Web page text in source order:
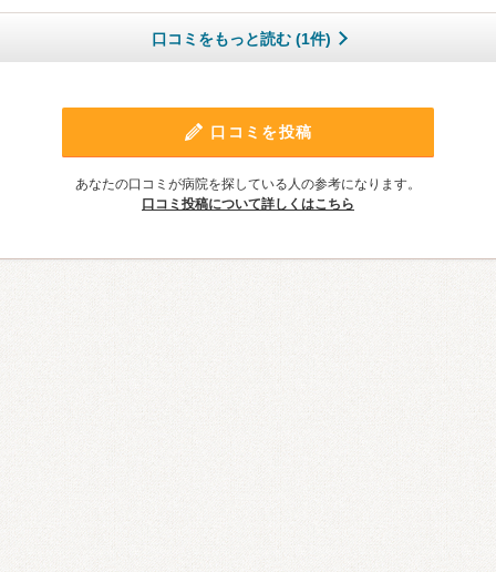
口コミをもっと読む (1件)
口コミを投稿
あなたの口コミが病院を探している人の参考になります。
口コミ投稿について詳しくはこちら